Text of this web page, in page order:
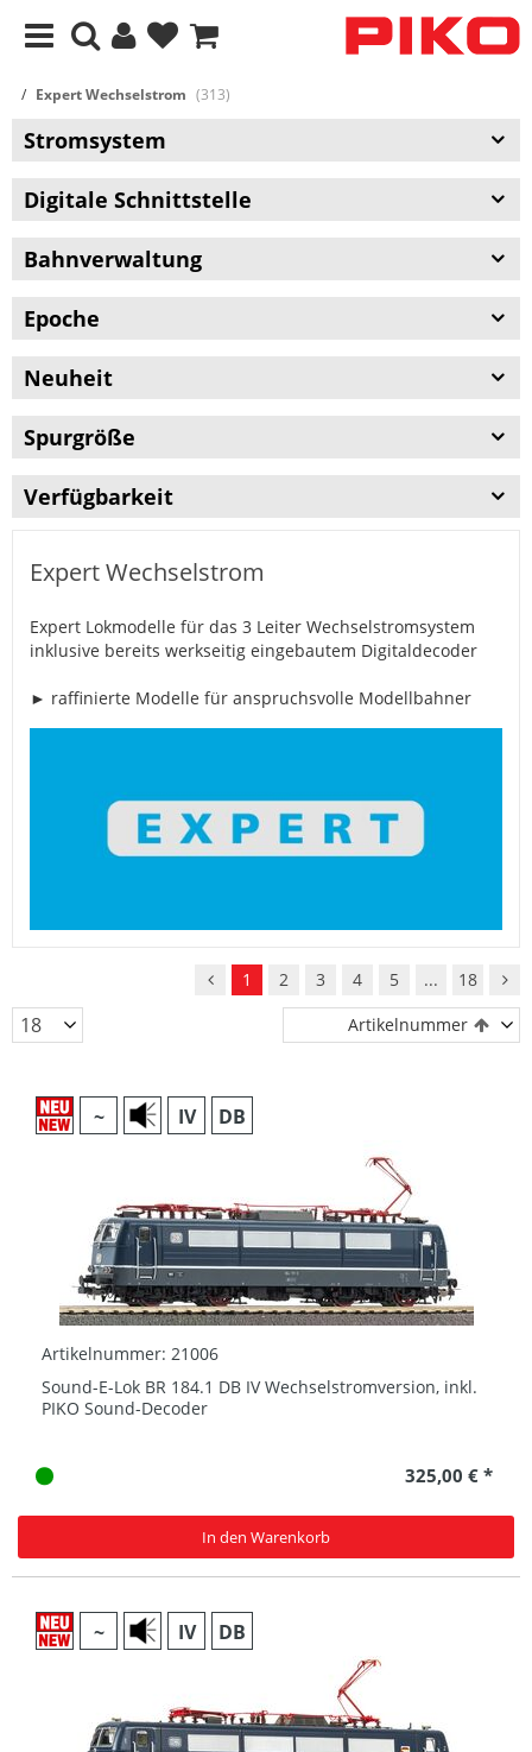
Expert Wechselstrom (313)
Stromsystem
Digitale Schnittstelle
Bahnverwaltung
Epoche
Neuheit
Spurgröße
Verfügbarkeit
Expert Wechselstrom
Expert Lokmodelle für das 3 Leiter Wechselstromsystem
inklusive bereits werkseitig eingebautem Digitaldecoder
► raffinierte Modelle für anspruchsvolle Modellbahner
1 2 3 4 5 ...
18
Artikelnummer
~ IV DB
Artikelnummer: 21006
Sound-E-Lok BR 184.1 DB IV Wechselstromversion, inkl.
PIKO Sound-Decoder
325,00 € *
In den Warenkorb
~ IV DB